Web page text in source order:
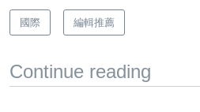
國際 編輯推薦
Continue reading